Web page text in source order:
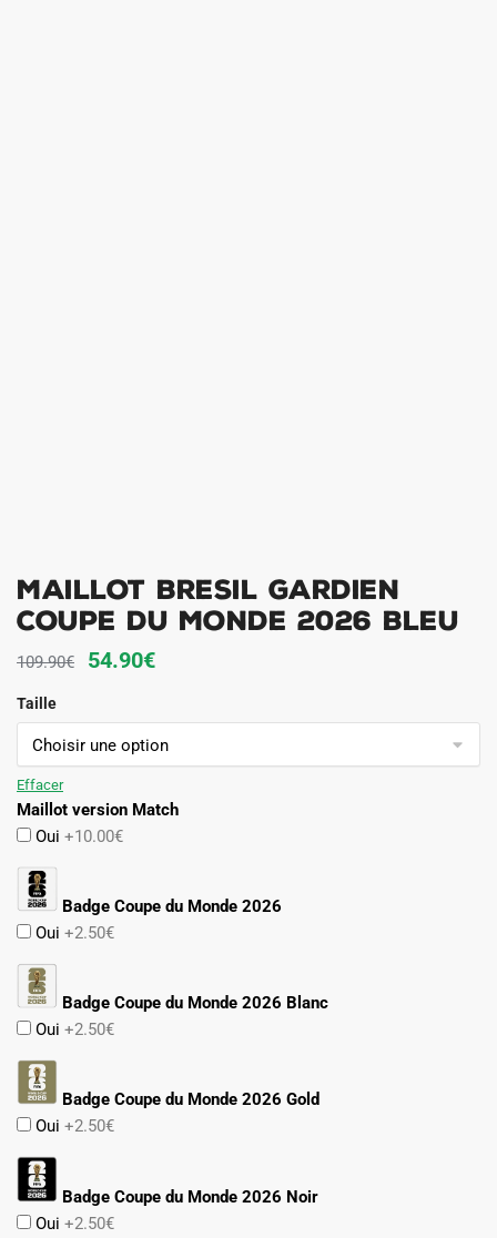
Maillot Bresil Gardien
Coupe du Monde 2026 Bleu
109.90€
Le
initial
était :
54.90€Le
actuel
est :
Taille
Effacer
Maillot version Match
Oui +10.00€
Badge Coupe du Monde 2026
Oui +2.50€
Badge Coupe du Monde 2026 Blanc
Oui +2.50€
Badge Coupe du Monde 2026 Gold
Oui +2.50€
Badge Coupe du Monde 2026 Noir
Oui +2.50€